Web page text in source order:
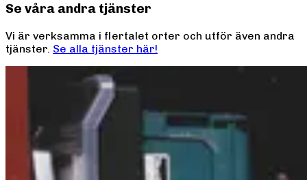
Se våra andra tjänster
Vi är verksamma i flertalet orter och utför även andra
tjänster. Se alla tjänster här!